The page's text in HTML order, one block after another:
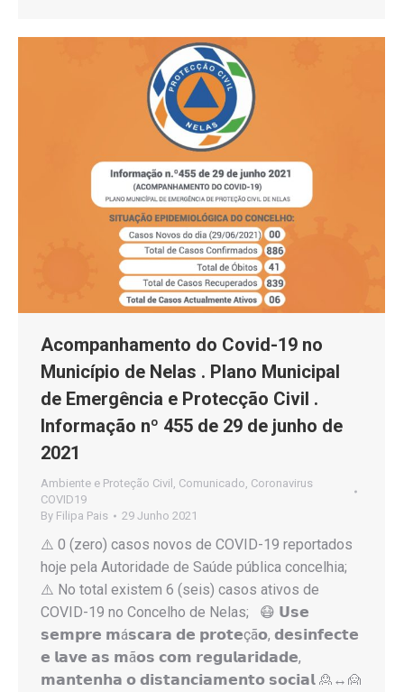
Acompanhamento do Covid-19 no
Município de Nelas . Plano Municipal
de Emergência e Protecção Civil .
Informação nº 455 de 29 de junho de
2021
Ambiente e Proteção Civil Comunicado Coronavirus
COVID19
By Filipa Pais 29 Junho 2021
⚠️ 0 (zero) casos novos de COVID-19 reportados
hoje pela Autoridade de Saúde pública concelhia;
⚠️ No total existem 6 (seis) casos ativos de
COVID-19 no Concelho de Nelas; 😷 𝗨𝘀𝗲
𝘀𝗲𝗺𝗽𝗿𝗲 𝗺á𝘀𝗰𝗮𝗿𝗮 𝗱𝗲 𝗽𝗿𝗼𝘁𝗲çã𝗼, 𝗱𝗲𝘀𝗶𝗻𝗳𝗲𝗰𝘁𝗲
𝗲 𝗹𝗮𝘃𝗲 𝗮𝘀 𝗺ã𝗼𝘀 𝗰𝗼𝗺 𝗿𝗲𝗴𝘂𝗹𝗮𝗿𝗶𝗱𝗮𝗱𝗲,
𝗺𝗮𝗻𝘁𝗲𝗻𝗵𝗮 𝗼 𝗱𝗶𝘀𝘁𝗮𝗻𝗰𝗶𝗮𝗺𝗲𝗻𝘁𝗼 𝘀𝗼𝗰𝗶𝗮𝗹 🙎↔️🙍